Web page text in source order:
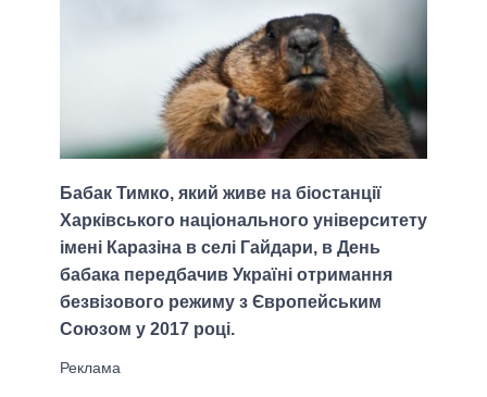
Бабак Тимко, який живе на біостанції
Харківського національного університету
імені Каразіна в селі Гайдари, в День
бабака передбачив Україні отримання
безвізового режиму з Європейським
Союзом у 2017 році.